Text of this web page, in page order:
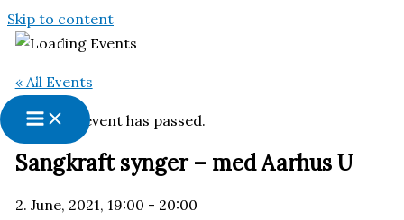
Skip to content
« All Events
This event has passed.
Sangkraft synger – med Aarhus U
2. June, 2021, 19:00 - 20:00